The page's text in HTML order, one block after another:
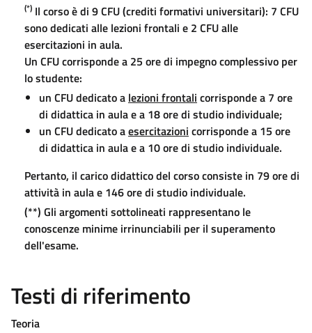
(*)Il corso è di 9 CFU (crediti formativi universitari): 7 CFU
sono dedicati alle lezioni frontali e 2 CFU alle
esercitazioni in aula.
Un CFU corrisponde a 25 ore di impegno complessivo per
lo studente:
un CFU dedicato a lezioni frontali corrisponde a 7 ore
di didattica in aula e a 18 ore di studio individuale;
un CFU dedicato aesercitazioni corrisponde a 15 ore
di didattica in aula e a 10 ore di studio individuale.
Pertanto, il carico didattico del corso consiste in 79 ore di
attività in aula e 146 ore di studio individuale.
(**) Gli argomenti sottolineati rappresentano le
conoscenze minime irrinunciabili per il superamento
dell'esame.
Testi di riferimento
Teoria